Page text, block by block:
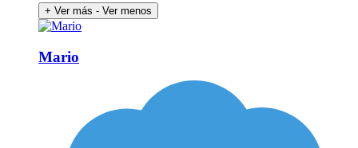
+ Ver más - Ver menos
Mario